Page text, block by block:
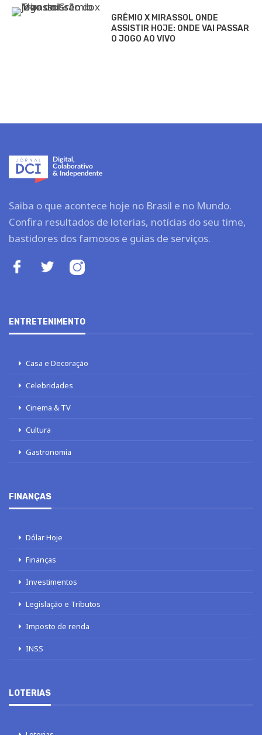
GRÊMIO X MIRASSOL ONDE
ASSISTIR HOJE: ONDE VAI PASSAR
O JOGO AO VIVO
Saiba o que acontece hoje no Brasil e no Mundo.
Confira resultados de loterias, notícias do seu time,
bastidores dos famosos e guias de serviços.
ENTRETENIMENTO
Casa e Decoração
Celebridades
Cinema & TV
Cultura
Gastronomia
FINANÇAS
Dólar Hoje
Finanças
Investimentos
Legislação e Tributos
Imposto de renda
INSS
LOTERIAS